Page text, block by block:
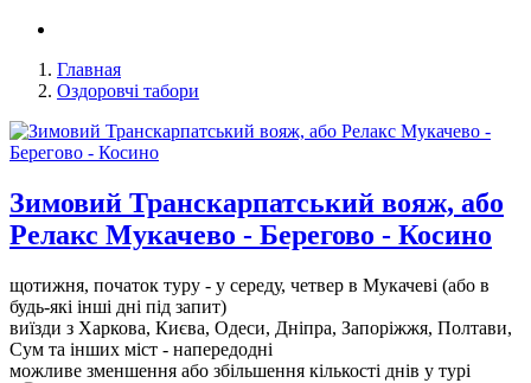
Главная
Оздоровчі табори
Зимовий Транскарпатський вояж, або
Релакс Мукачево - Берегово - Косино
щотижня, початок туру - у середу, четвер в Мукачеві (або в
будь-які інші дні під запит)
виїзди з Харкова, Києва, Одеси, Дніпра, Запоріжжя, Полтави,
Сум та інших міст - напередодні
можливе зменшення або збільшення кількості днів у турі